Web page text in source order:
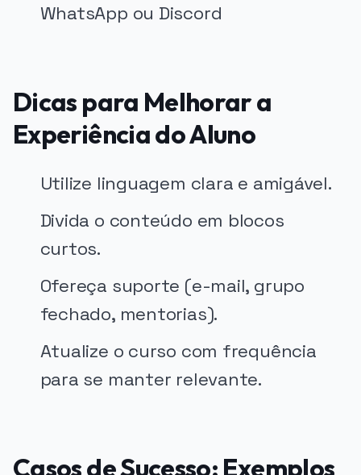
WhatsApp ou Discord
Dicas para Melhorar a
Experiência do Aluno
Utilize linguagem clara e amigável.
Divida o conteúdo em blocos
curtos.
Ofereça suporte (e-mail, grupo
fechado, mentorias).
Atualize o curso com frequência
para se manter relevante.
Casos de Sucesso: Exemplos